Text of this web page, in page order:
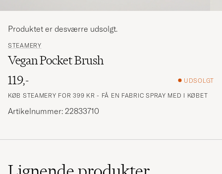
STEAMERY
Vegan Pocket Brush
119,-
UDSOLGT
KØB STEAMERY FOR 399 KR - FÅ EN FABRIC SPRAY MED I KØBET
Produktet er desværre udsolgt.
Artikelnummer: 22833710